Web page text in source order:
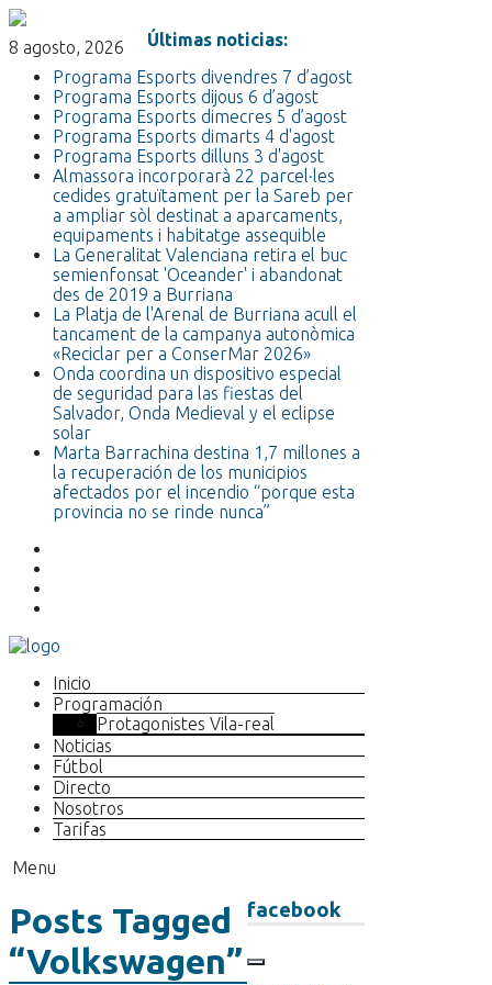
8 agosto, 2026
Últimas noticias:
Programa Esports divendres 7 d’agost
Programa Esports dijous 6 d’agost
Programa Esports dimecres 5 d’agost
Programa Esports dimarts 4 d'agost
Programa Esports dilluns 3 d'agost
Almassora incorporarà 22 parcel·les
cedides gratuïtament per la Sareb per
a ampliar sòl destinat a aparcaments,
equipaments i habitatge assequible
La Generalitat Valenciana retira el buc
semienfonsat 'Oceander' i abandonat
des de 2019 a Burriana
La Platja de l'Arenal de Burriana acull el
tancament de la campanya autonòmica
«Reciclar per a ConserMar 2026»
Onda coordina un dispositivo especial
de seguridad para las fiestas del
Salvador, Onda Medieval y el eclipse
solar
Marta Barrachina destina 1,7 millones a
la recuperación de los municipios
afectados por el incendio “porque esta
provincia no se rinde nunca”
Inicio
Programación
Protagonistes Vila-real
Noticias
Fútbol
Directo
Nosotros
Tarifas
Menu
facebook
Posts Tagged
“Volkswagen”